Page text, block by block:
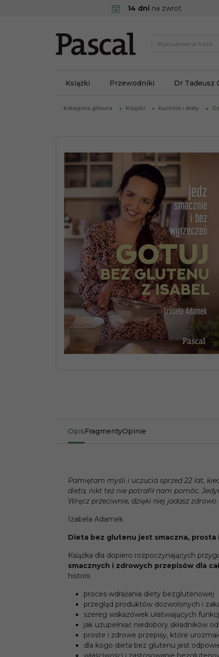
14 dni na zwrot
Książki Przewodniki Dr Tadeusz
Kategoria główna Książki Kuchnia i diety
OpisFragmentyOpinie
Pamiętam myśli i uczucia sprzed 22 lat,
dieta, nikt też nie potrafił nam pomóc.
Wręcz przeciwnie, dzięki niej jadasz
Izabela Adamek
Dieta bez glutenu jest smaczna, prosta
Książka dla dopiero rozpoczynających
smacznych i zdrowych przepisów dla
historii.
proces wdrażania diety bezglutenowej
przegląd produktów dozwolonych i
szereg wskazówek ułatwiających
jak uzupełniać niedobory składników
proste i zdrowe przepisy, które
dla kogo dieta bez glutenu jest